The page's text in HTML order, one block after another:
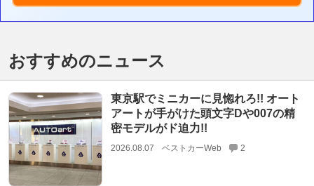
おすすめのニュース
東京駅でミニカーに見惚れろ!! オート
アートが手がけた頭文字Dや007の精
密モデルがド迫力!!
2026.08.07 ベストカーWeb 2